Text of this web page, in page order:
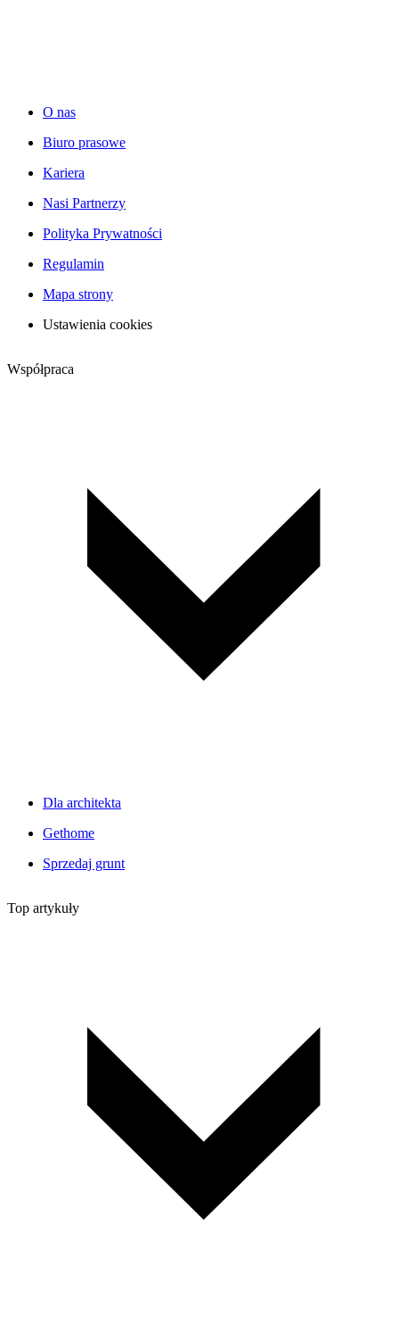
O nas
Biuro prasowe
Kariera
Nasi Partnerzy
Polityka Prywatności
Regulamin
Mapa strony
Ustawienia cookies
Współpraca
Dla architekta
Gethome
Sprzedaj grunt
Top artykuły